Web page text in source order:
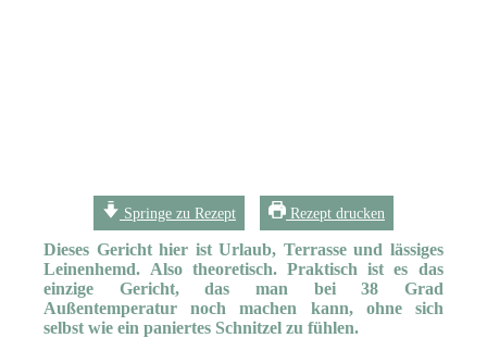
Springe zu Rezept Rezept drucken
Dieses Gericht hier ist Urlaub, Terrasse und lässiges
Leinenhemd. Also theoretisch. Praktisch ist es das
einzige Gericht, das man bei 38 Grad
Außentemperatur noch machen kann, ohne sich
selbst wie ein paniertes Schnitzel zu fühlen.